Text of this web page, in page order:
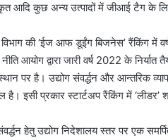
आदि कुछ अन्य उत्पादों में जीआई टैग के
विभाग की ‘ईज आफ डूईंग बिजनेस’ रैंकिंग में
आयोग द्वारा जारी वर्ष 2022 के निर्यात
पर है। उद्योग संवर्द्धन और आन्तरिक
है। इसी प्रकार स्टार्टअप रैंकिंग में ‘लीडर’
हेतु उद्योग निदेशालय स्तर पर एक